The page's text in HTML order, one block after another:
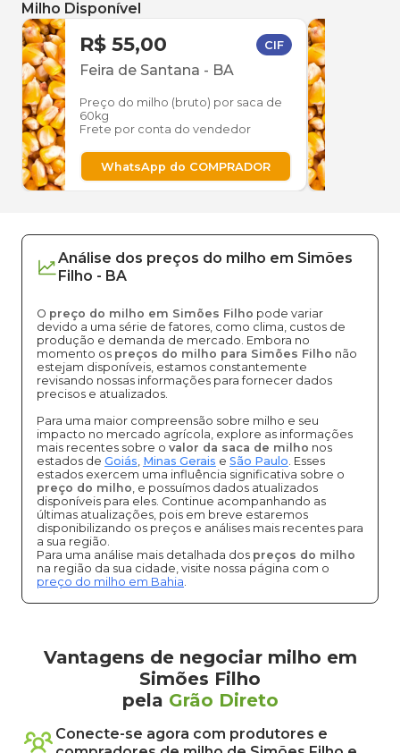
Milho Disponível
R$ 55,00 CIF
Feira de Santana - BA
Preço do milho (bruto) por saca de
60kg
Frete por conta do vendedor
WhatsApp do COMPRADOR
Análise dos preços do milho em Simões
Filho - BA
O preço do milho em Simões Filho pode variar
devido a uma série de fatores, como clima, custos de
produção e demanda de mercado. Embora no
momento os preços do milho para Simões Filho não
estejam disponíveis, estamos constantemente
revisando nossas informações para fornecer dados
precisos e atualizados.
Para uma maior compreensão sobre milho e seu
impacto no mercado agrícola, explore as informações
mais recentes sobre o valor da saca de milho nos
estados de Goiás, Minas Gerais e São Paulo. Esses
estados exercem uma influência significativa sobre o
preço do milho, e possuímos dados atualizados
disponíveis para eles. Continue acompanhando as
últimas atualizações, pois em breve estaremos
disponibilizando os preços e análises mais recentes para
a sua região.
Para uma análise mais detalhada dos preços do milho
na região da sua cidade, visite nossa página com o
preço do milho em Bahia.
Vantagens de negociar milho em
Simões Filho
pela Grão Direto
Conecte-se agora com produtores e